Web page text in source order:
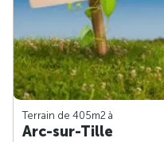
Terrain de 405m2 à
Arc-sur-Tille